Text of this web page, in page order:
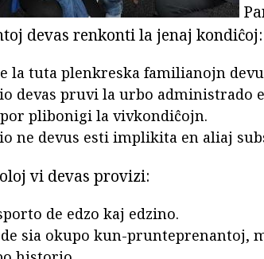
devas renkonti la jenaj kondiĉoj:
la tuta plenkreska familianojn
devas pruvi la urbo administrado
plibonigi la vivkondiĉojn.
ne devus esti implikita en aliaj
vi devas provizi:
de edzo kaj edzino.
sia okupo kun-prunteprenantoj,